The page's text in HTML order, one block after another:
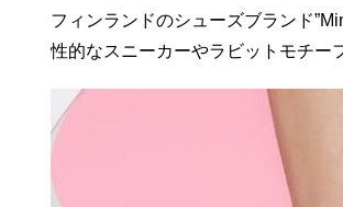
フィンランドのシューズブランド
性的なスニーカーやラビットモチー